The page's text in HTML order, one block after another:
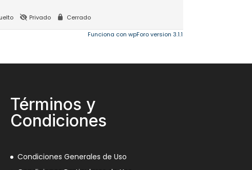
Privado Cerrado
Funciona con wpForo version 3.1.1
Términos y
Condiciones
Condiciones Generales de Uso